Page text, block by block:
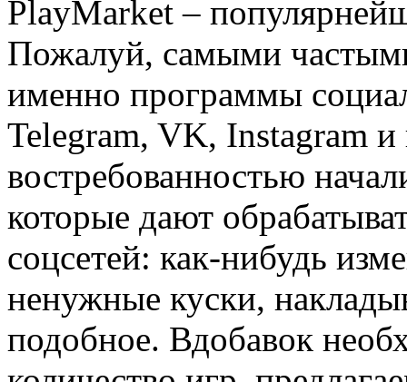
PlayMarket –
Пожалуй, самыми
именно программы
Telegram, VK, Instagram
востребованностью
которые дают
соцсетей: как-нибудь
ненужные куски,
подобное. Вдобавок